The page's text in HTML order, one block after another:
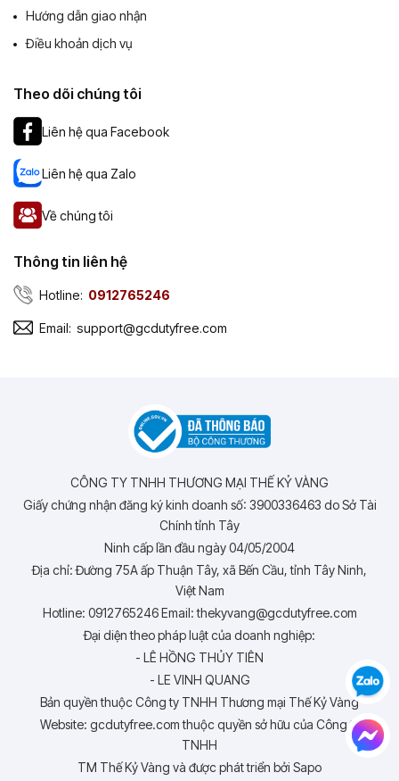
Hướng dẫn giao nhận
Điều khoản dịch vụ
Theo dõi chúng tôi
Liên hệ qua Facebook
Liên hệ qua Zalo
Về chúng tôi
Thông tin liên hệ
Hotline: 0912765246
Email: support@gcdutyfree.com
CÔNG TY TNHH THƯƠNG MẠI THẾ KỶ VÀNG
Giấy chứng nhận đăng ký kinh doanh số: 3900336463 do Sở Tài
Chính tỉnh Tây
Ninh cấp lần đầu ngày 04/05/2004
Địa chỉ: Đường 75A ấp Thuận Tây, xã Bến Cầu, tỉnh Tây Ninh,
Việt Nam
Hotline: 0912765246 Email: thekyvang@gcdutyfree.com
Đại diện theo pháp luật của doanh nghiệp:
- LÊ HỒNG THỦY TIÊN
- LE VINH QUANG
Bản quyền thuộc Công ty TNHH Thương mại Thế Kỷ Vàng
Website: gcdutyfree.com thuộc quyền sở hữu của Công ty
TNHH
TM Thế Kỷ Vàng và được phát triển bởi Sapo